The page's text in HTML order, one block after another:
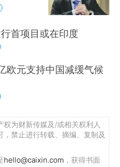
首项目或在印度
欧元支持中国减缓气候
权为财新传媒及/或相关权利人
禁止进行转载、摘编、复制及
hello@caixin.com ，获得书面